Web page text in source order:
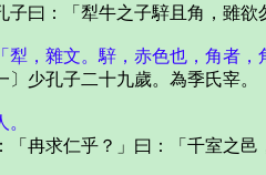
：「犁牛之子騂且角，雖欲
犁，雜文。騂，赤色也，角者
少孔子二十九歲。為季氏宰。
求仁乎？」曰：「千室之邑